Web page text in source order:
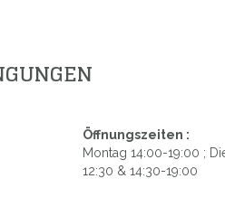
Öffnungszeiten :
Montag 14:00-19:00 ;
12:30 & 14:30-19:00